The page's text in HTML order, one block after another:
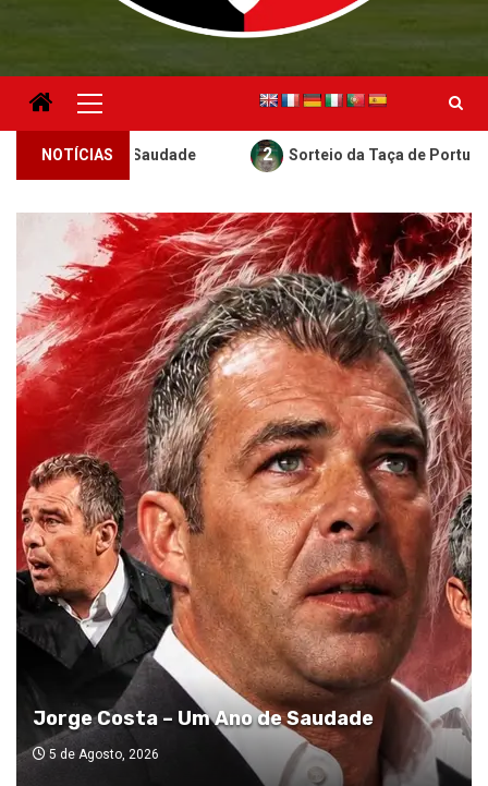
Menu
principal
NOTÍCIAS
Ano de Saudade Sorteio da Taça de Portugal
Sorteio da Taça de Portugal
4 de Agosto, 2026